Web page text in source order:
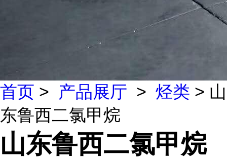
首页 > 产品展厅 > 烃类 > 山
东鲁西二氯甲烷
山东鲁西二氯甲烷